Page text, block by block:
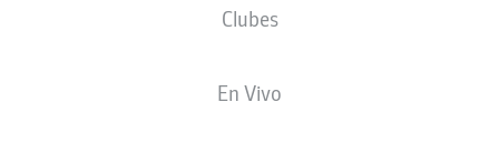
Clubes
En Vivo